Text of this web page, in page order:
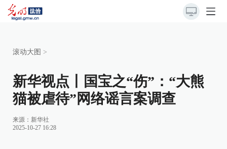
滚动大图 >
新华视点丨国宝之“伤”：“大熊
猫被虐待”网络谣言案调查
来源： 新华社
2025-10-27 16:28